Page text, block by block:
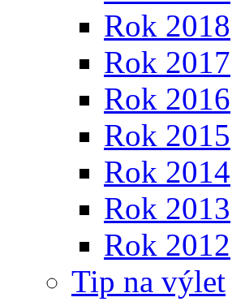
Rok 2018
Rok 2017
Rok 2016
Rok 2015
Rok 2014
Rok 2013
Rok 2012
Tip na výlet